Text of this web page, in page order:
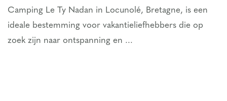
Camping Le Ty Nadan in Locunolé, Bretagne, is een
ideale bestemming voor vakantieliefhebbers die op
zoek zijn naar ontspanning en ...